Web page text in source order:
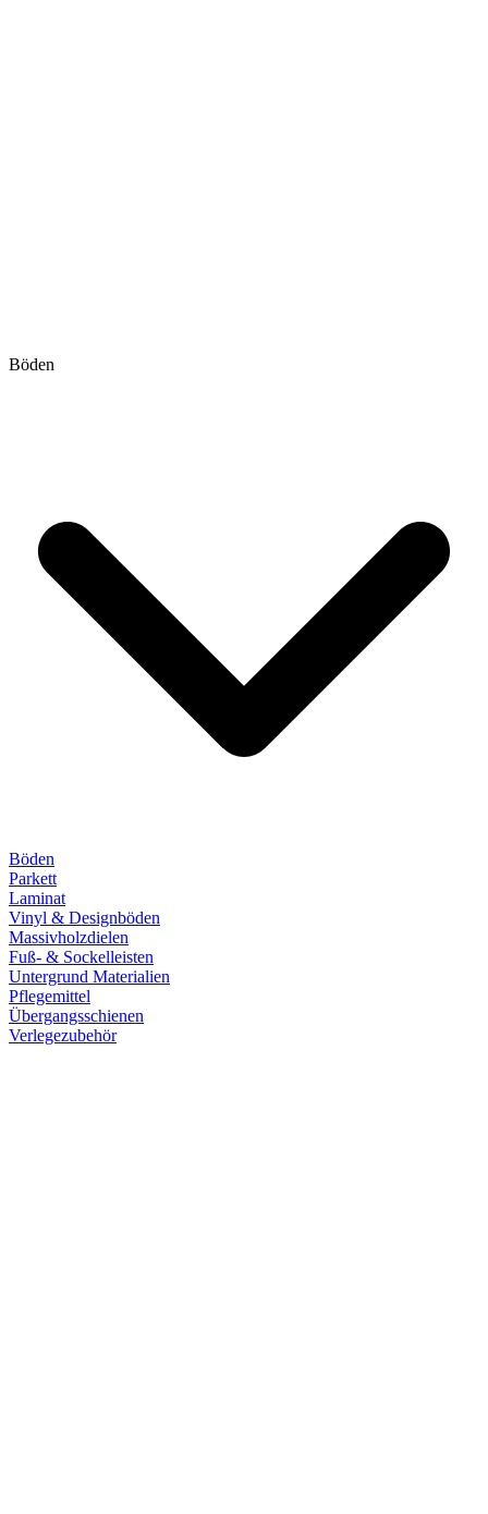
Böden
Böden
Parkett
Laminat
Vinyl & Designböden
Massivholzdielen
Fuß- & Sockelleisten
Untergrund Materialien
Pflegemittel
Übergangsschienen
Verlegezubehör